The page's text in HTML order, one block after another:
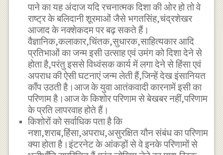
पाने का यह अंदाज यदि रचनात्मक दिशा की ओर हो तो वे
राष्ट्र के बलिदानी शूरमाओं जैसे भगतसिंह,चंद्रशेखर
आजाद के नक्शेकदम पर बढ़ सकते हैं।
वैज्ञानिक,कलाकार,चिंतक,सुधारक,साहित्यकार आदि
प्रतिभाओं का जन्म इसी उत्साह एवं उमंग को दिशा देने से
होता है,परंतु इससे विध्वंसक कार्य में लगा देने से हिंसा एवं
अपराध की ऐसी घटनाएं जन्म लेती हैं,जिन्हें देख इंसानियत
काँप उठती है।आज के युवा आतंकवादी कारनामें इसी का
परिणाम है।आज के किशोर परिणाम से बेखबर नहीं,परिणाम
के प्रति लापरवाह होते हैं।
किशोरों को सर्वाधिक पता है कि
नशा,शराब,हिंसा,अपराध,असुरक्षित यौन संबंध का परिणाम
क्या होता है।इंटरनेट के आंकड़ों से वे इनके परिणामों से